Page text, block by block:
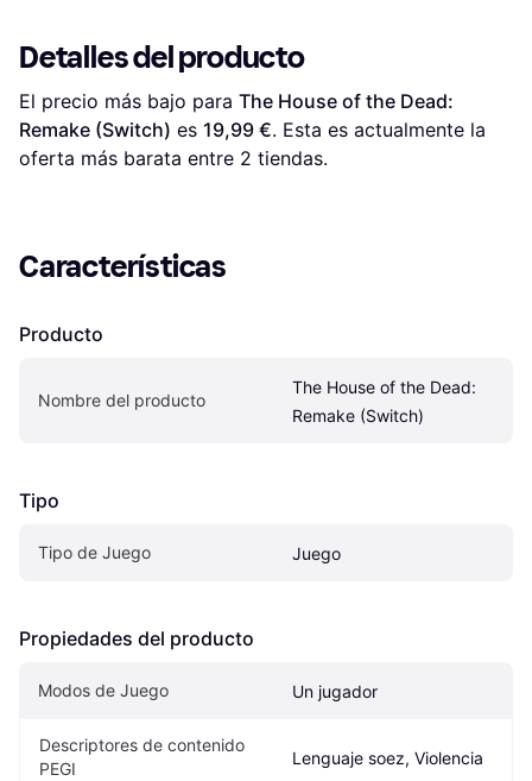
Detalles del producto
El precio más bajo para The House of the Dead:
Remake (Switch) es 19,99 €. Esta es actualmente la
oferta más barata entre 2 tiendas.
Características
Producto
Nombre del producto
The House of the Dead:
Remake (Switch)
Tipo
Tipo de Juego Juego
Propiedades del producto
Modos de Juego Un jugador
Descriptores de contenido
PEGI
Lenguaje soez, Violencia